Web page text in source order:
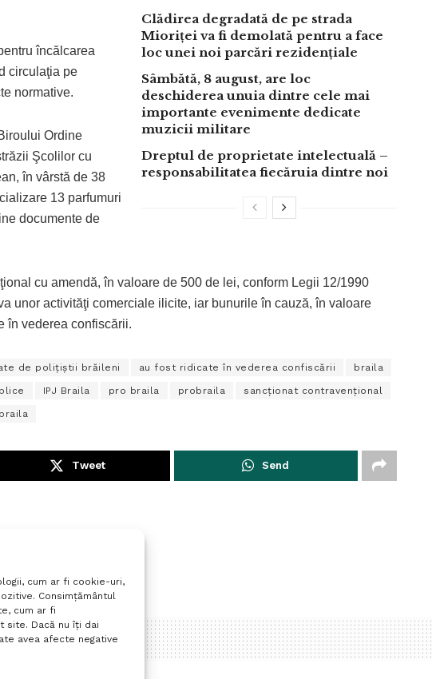
cum ar fi cookie-uri,
Consimțământul
cum ar fi
site. Dacă nu îți dai
avea afecte negative
Clădirea degradată de pe strada
Mioriței va fi demolată pentru a face
loc unei noi parcări rezidențiale
Sâmbătă, 8 august, are loc
deschiderea unuia dintre cele mai
importante evenimente dedicate
muzicii militare
Dreptul de proprietate intelectuală –
responsabilitatea fiecăruia dintre noi
încălcarea
circulaţia pe
normative.
Ordine
Şcolilor cu
în vârstă de 38
13 parfumuri
documente de
cu amendă, în valoare de 500 de lei, conform Legii 12/1990
unor activităţi comerciale ilicite, iar bunurile în cauză, în valoare
în vederea confiscării.
de poliţiştii brăileni au fost ridicate în vederea confiscării braila
IPJ Braila pro braila probraila sancţionat contravenţional
Tweet Send